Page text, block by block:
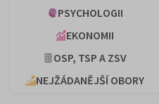
PSYCHOLOGII
EKONOMII
OSP, TSP A ZSV
NEJŽÁDANĚJŠÍ OBORY